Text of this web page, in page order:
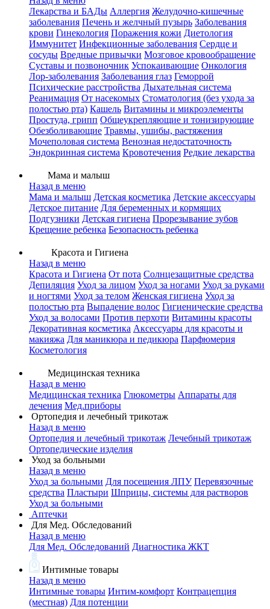
Лекарства и БАДы Аллергия Желудочно-кишечные
заболевания Печень и желчный пузырь Заболевания
крови Гинекология Поражения кожи Диетология
Иммунитет Инфекционные заболевания Сердце и
сосуды Вредные привычки Мозговое кровообращение
Суставы и позвоночник Успокаивающие Онкология
Лор-заболевания Заболевания глаз Геморрой
Психические расстройства Дыхательная система
Реанимация От насекомых Стоматология (без ухода за
полостью рта) Кашель Витамины и микроэлементы
Простуда, грипп Общеукрепляющие и тонизирующие
Обезболивающие Травмы, ушибы, растяжения
Мочеполовая система Венозная недостаточность
Эндокринная система Кровотечения Редкие лекарства
Мама и малыш
Назад в меню
Мама и малыш Детская косметика Детские аксессуары
Детское питание Для беременных и кормящих
Подгузники Детская гигиена Прорезывание зубов
Крещение ребенка Безопасность ребенка
Красота и Гигиена
Назад в меню
Красота и Гигиена От пота Солнцезащитные средства
Депиляция Уход за лицом Уход за ногами Уход за руками
и ногтями Уход за телом Женская гигиена Уход за
полостью рта Выпадение волос Гигиенические средства
Уход за волосами Против перхоти Витамины красоты
Декоративная косметика Аксессуары для красоты и
макияжа Для маникюра и педикюра Парфюмерия
Косметология
Медицинская техника
Назад в меню
Медицинская техника Глюкометры Аппараты для
лечения Мед.приборы
Ортопедия и лечебный трикотаж
Назад в меню
Ортопедия и лечебный трикотаж Лечебный трикотаж
Ортопедические изделия
Уход за больными
Назад в меню
Уход за больными Для посещения ЛПУ Перевязочные
средства Пластыри Шприцы, системы для растворов
Уход за больными
Аптечки
Для Мед. Обследований
Назад в меню
Для Мед. Обследований Диагностика ЖКТ
Интимные товары
Назад в меню
Интимные товары Интим-комфорт Контрацепция
(местная) Для потенции